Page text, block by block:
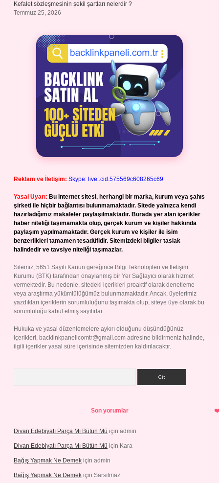
Kefalet sözleşmesinin şekil şartları nelerdir ?
Temmuz 25, 2026
Reklam ve İletişim: Skype: live:.cid.575569c608265c69
Yasal Uyarı: Bu internet sitesi, herhangi bir marka, kurum veya şahıs
şirketi ile hiçbir bağlantısı bulunmamaktadır. Sitede yalnızca kendi
hazırladığımız makaleler paylaşılmaktadır. Burada yer alan içerikler
haber niteliği taşımamakta olup, gerçek kurum ve kişiler hakkında
paylaşım yapılmamaktadır. Gerçek kurum ve kişiler ile isim
benzerlikleri tamamen tesadüfidir. Sitemizdeki bilgiler taslak
halindedir ve tavsiye niteliği taşımazlar.
Sitemiz, 5651 Sayılı Kanun gereğince Bilgi Teknolojileri ve İletişim
Kurumu (BTK) tarafından onaylanmış bir Yer Sağlayıcı olarak hizmet
vermektedir. Bu nedenle, sitedeki içerikleri proaktif olarak denetleme
veya araştırma yükümlülüğümüz bulunmamaktadır. Ancak, üyelerimiz
yazdıkları içeriklerin sorumluluğunu taşımakta olup, siteye üye olarak bu
sorumluluğu kabul etmiş sayılırlar.
Hukuka ve yasal düzenlemelere aykırı olduğunu düşündüğünüz
içerikleri, backlinkpanelicomtr@gmail.com adresine bildirmeniz halinde,
ilgili içerikler yasal süre içerisinde sitemizden kaldırılacaktır.
Son yorumlar
Divan Edebiyatı Parça Mı Bütün Mü için admin
Divan Edebiyatı Parça Mı Bütün Mü için Kara
Bağış Yapmak Ne Demek için admin
Bağış Yapmak Ne Demek için Sarsılmaz